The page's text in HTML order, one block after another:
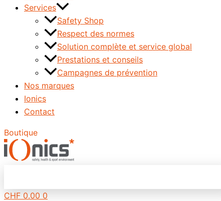
Services
Safety Shop
Respect des normes
Solution complète et service global
Prestations et conseils
Campagnes de prévention
Nos marques
Ionics
Contact
Boutique
CHF 0.00 0